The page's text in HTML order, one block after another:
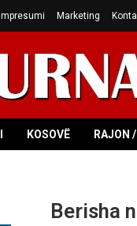
Impresumi Marketing
KOSOVË RAJON
Berisha